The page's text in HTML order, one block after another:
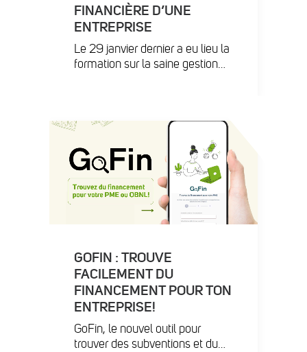
FINANCIÈRE D’UNE
ENTREPRISE
Le 29 janvier dernier a eu lieu la
formation sur la saine gestion…
GOFIN : TROUVE
FACILEMENT DU
FINANCEMENT POUR TON
ENTREPRISE!
GoFin, le nouvel outil pour
trouver des subventions et du…